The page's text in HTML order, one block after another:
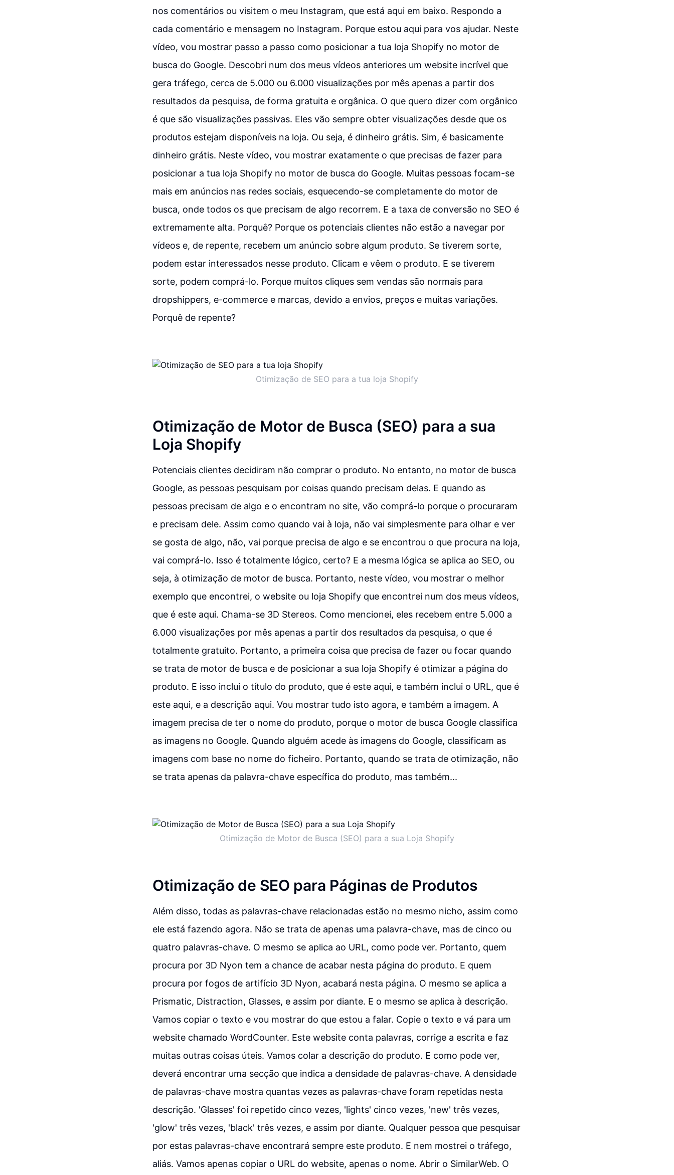
nos comentários ou visitem o meu Instagram, que está aqui em baixo. Respondo a
cada comentário e mensagem no Instagram. Porque estou aqui para vos ajudar. Neste
vídeo, vou mostrar passo a passo como posicionar a tua loja Shopify no motor de
busca do Google. Descobri num dos meus vídeos anteriores um website incrível que
gera tráfego, cerca de 5.000 ou 6.000 visualizações por mês apenas a partir dos
resultados da pesquisa, de forma gratuita e orgânica. O que quero dizer com orgânico
é que são visualizações passivas. Eles vão sempre obter visualizações desde que os
produtos estejam disponíveis na loja. Ou seja, é dinheiro grátis. Sim, é basicamente
dinheiro grátis. Neste vídeo, vou mostrar exatamente o que precisas de fazer para
posicionar a tua loja Shopify no motor de busca do Google. Muitas pessoas focam-se
mais em anúncios nas redes sociais, esquecendo-se completamente do motor de
busca, onde todos os que precisam de algo recorrem. E a taxa de conversão no SEO é
extremamente alta. Porquê? Porque os potenciais clientes não estão a navegar por
vídeos e, de repente, recebem um anúncio sobre algum produto. Se tiverem sorte,
podem estar interessados nesse produto. Clicam e vêem o produto. E se tiverem
sorte, podem comprá-lo. Porque muitos cliques sem vendas são normais para
dropshippers, e-commerce e marcas, devido a envios, preços e muitas variações.
Porquê de repente?
Otimização de SEO para a tua loja Shopify
Otimização de Motor de Busca (SEO) para a sua
Loja Shopify
Potenciais clientes decidiram não comprar o produto. No entanto, no motor de busca
Google, as pessoas pesquisam por coisas quando precisam delas. E quando as
pessoas precisam de algo e o encontram no site, vão comprá-lo porque o procuraram
e precisam dele. Assim como quando vai à loja, não vai simplesmente para olhar e ver
se gosta de algo, não, vai porque precisa de algo e se encontrou o que procura na loja,
vai comprá-lo. Isso é totalmente lógico, certo? E a mesma lógica se aplica ao SEO, ou
seja, à otimização de motor de busca. Portanto, neste vídeo, vou mostrar o melhor
exemplo que encontrei, o website ou loja Shopify que encontrei num dos meus vídeos,
que é este aqui. Chama-se 3D Stereos. Como mencionei, eles recebem entre 5.000 a
6.000 visualizações por mês apenas a partir dos resultados da pesquisa, o que é
totalmente gratuito. Portanto, a primeira coisa que precisa de fazer ou focar quando
se trata de motor de busca e de posicionar a sua loja Shopify é otimizar a página do
produto. E isso inclui o título do produto, que é este aqui, e também inclui o URL, que é
este aqui, e a descrição aqui. Vou mostrar tudo isto agora, e também a imagem. A
imagem precisa de ter o nome do produto, porque o motor de busca Google classifica
as imagens no Google. Quando alguém acede às imagens do Google, classificam as
imagens com base no nome do ficheiro. Portanto, quando se trata de otimização, não
se trata apenas da palavra-chave específica do produto, mas também...
Otimização de Motor de Busca (SEO) para a sua Loja Shopify
Otimização de SEO para Páginas de Produtos
Além disso, todas as palavras-chave relacionadas estão no mesmo nicho, assim como
ele está fazendo agora. Não se trata de apenas uma palavra-chave, mas de cinco ou
quatro palavras-chave. O mesmo se aplica ao URL, como pode ver. Portanto, quem
procura por 3D Nyon tem a chance de acabar nesta página do produto. E quem
procura por fogos de artifício 3D Nyon, acabará nesta página. O mesmo se aplica a
Prismatic, Distraction, Glasses, e assim por diante. E o mesmo se aplica à descrição.
Vamos copiar o texto e vou mostrar do que estou a falar. Copie o texto e vá para um
website chamado WordCounter. Este website conta palavras, corrige a escrita e faz
muitas outras coisas úteis. Vamos colar a descrição do produto. E como pode ver,
deverá encontrar uma secção que indica a densidade de palavras-chave. A densidade
de palavras-chave mostra quantas vezes as palavras-chave foram repetidas nesta
descrição. 'Glasses' foi repetido cinco vezes, 'lights' cinco vezes, 'new' três vezes,
'glow' três vezes, 'black' três vezes, e assim por diante. Qualquer pessoa que pesquisar
por estas palavras-chave encontrará sempre este produto. E nem mostrei o tráfego,
aliás. Vamos apenas copiar o URL do website, apenas o nome. Abrir o SimilarWeb. O